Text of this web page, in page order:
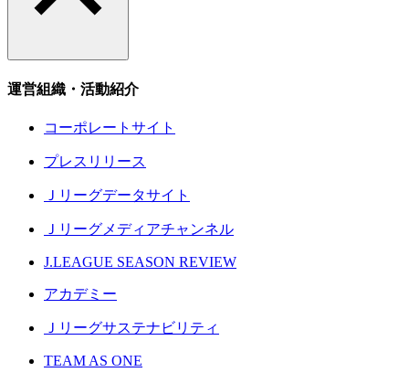
運営組織・活動紹介
コーポレートサイト
プレスリリース
Ｊリーグデータサイト
Ｊリーグメディアチャンネル
J.LEAGUE SEASON REVIEW
アカデミー
Ｊリーグサステナビリティ
TEAM AS ONE